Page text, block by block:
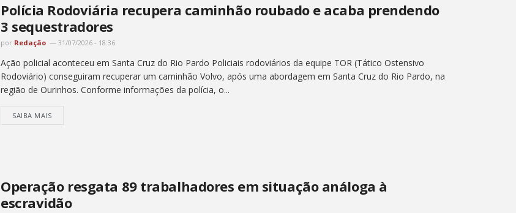
Polícia Rodoviária recupera caminhão roubado e acaba prendendo
3 sequestradores
por Redação 31/07/2026 - 18:36
Ação policial aconteceu em Santa Cruz do Rio Pardo Policiais rodoviários da equipe TOR (Tático Ostensivo
Rodoviário) conseguiram recuperar um caminhão Volvo, após uma abordagem em Santa Cruz do Rio Pardo, na
região de Ourinhos. Conforme informações da polícia, o...
SAIBA MAIS
Operação resgata 89 trabalhadores em situação análoga à
escravidão